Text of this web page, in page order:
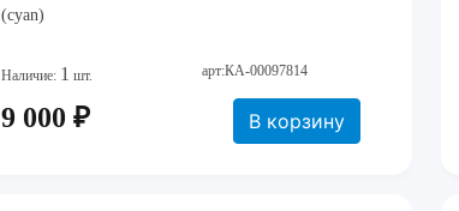
(cyan)
Наличие: 1 шт. арт:КА-00097814
9 000 ₽ В корзину